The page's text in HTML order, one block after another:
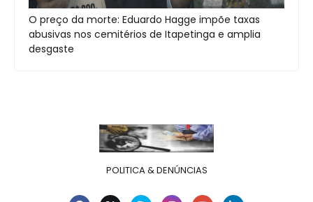
O preço da morte: Eduardo Hagge impõe taxas
abusivas nos cemitérios de Itapetinga e amplia
desgaste
POLITICA & DENÚNCIAS